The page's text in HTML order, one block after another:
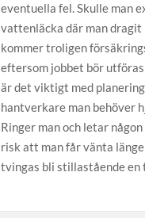
eventuella fel. Skulle man
vattenläcka där man dragit
kommer troligen
eftersom jobbet bör
är det viktigt med
hantverkare man behöver
Ringer man och letar
risk att man får vänta
tvingas bli stillastående en